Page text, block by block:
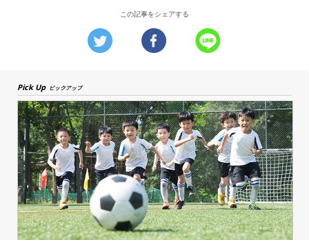
この記事をシェアする
Pick Up ピックアップ